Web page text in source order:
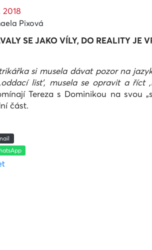
2018
Pixová
SE JAKO VÍLY, DO REALITY JE
si musela dávat pozor na
list', musela se opravit a říct
Tereza s Dominikou na svou
část.